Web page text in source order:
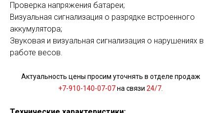
Проверка напряжения батареи;
Визуальная сигнализация о разрядке встроенного
аккумулятора;
Звуковая и визуальная сигнализация о нарушениях в
работе весов.
Актуальность цены просим уточнять в отделе продаж
+7-910-140-07-07на связи 24/7.